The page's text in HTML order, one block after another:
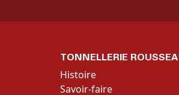
TONNELLERIE
Histoire
Savoir-faire